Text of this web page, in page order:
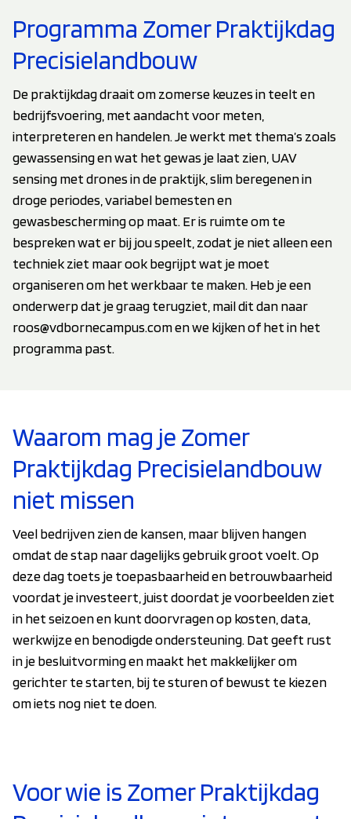
Programma Zomer Praktijkdag
Precisielandbouw
De praktijkdag draait om zomerse keuzes in teelt en
bedrijfsvoering, met aandacht voor meten,
interpreteren en handelen. Je werkt met thema’s zoals
gewassensing en wat het gewas je laat zien, UAV
sensing met drones in de praktijk, slim beregenen in
droge periodes, variabel bemesten en
gewasbescherming op maat. Er is ruimte om te
bespreken wat er bij jou speelt, zodat je niet alleen een
techniek ziet maar ook begrijpt wat je moet
organiseren om het werkbaar te maken. Heb je een
onderwerp dat je graag terugziet, mail dit dan naar
roos@vdbornecampus.com en we kijken of het in het
programma past.
Waarom mag je Zomer
Praktijkdag Precisielandbouw
niet missen
Veel bedrijven zien de kansen, maar blijven hangen
omdat de stap naar dagelijks gebruik groot voelt. Op
deze dag toets je toepasbaarheid en betrouwbaarheid
voordat je investeert, juist doordat je voorbeelden ziet
in het seizoen en kunt doorvragen op kosten, data,
werkwijze en benodigde ondersteuning. Dat geeft rust
in je besluitvorming en maakt het makkelijker om
gerichter te starten, bij te sturen of bewust te kiezen
om iets nog niet te doen.
Voor wie is Zomer Praktijkdag